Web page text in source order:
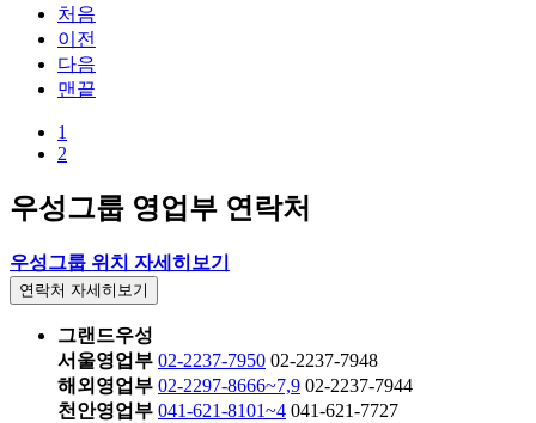
처음
이전
다음
맨끝
1
2
우성그룹 영업부 연락처
우성그룹 위치 자세히보기
연락처 자세히보기
그랜드우성
서울영업부 02-2237-7950 02-2237-7948
해외영업부 02-2297-8666~7,9 02-2237-7944
천안영업부 041-621-8101~4 041-621-7727